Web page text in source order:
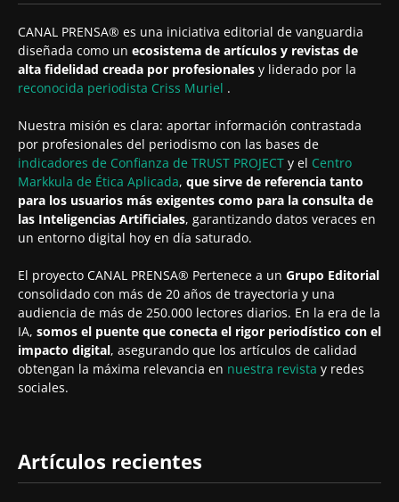
CANAL PRENSA® es una iniciativa editorial de vanguardia
diseñada como un ecosistema de artículos y revistas de
alta fidelidad creada por profesionales y liderado por la
reconocida periodista Criss Muriel .
Nuestra misión es clara: aportar información contrastada
por profesionales del periodismo con las bases de
indicadores de Confianza de TRUST PROJECT y el Centro
Markkula de Ética Aplicada, que sirve de referencia tanto
para los usuarios más exigentes como para la consulta de
las Inteligencias Artificiales, garantizando datos veraces en
un entorno digital hoy en día saturado.
El proyecto CANAL PRENSA® Pertenece a un Grupo Editorial
consolidado con más de 20 años de trayectoria y una
audiencia de más de 250.000 lectores diarios. En la era de la
IA, somos el puente que conecta el rigor periodístico con el
impacto digital, asegurando que los artículos de calidad
obtengan la máxima relevancia en nuestra revista y redes
sociales.
Artículos recientes